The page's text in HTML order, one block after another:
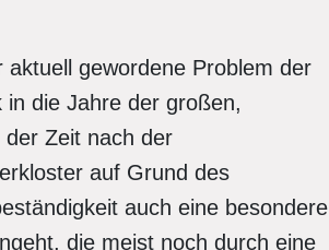
gewordene Problem der
die Jahre der großen,
Zeit nach der
auf Grund des
auch eine besondere
die meist noch durch eine